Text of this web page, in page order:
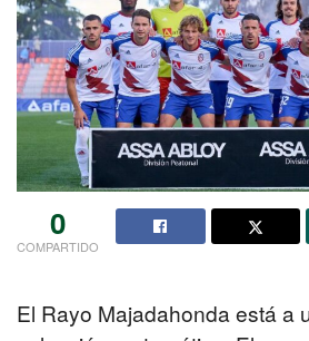
0
COMPARTIDO
El Rayo Majadahonda está a